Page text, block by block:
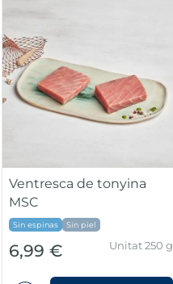
Ventresca de tonyina
MSC
Sin espinas Sin piel
6,99 € Unitat 250 g